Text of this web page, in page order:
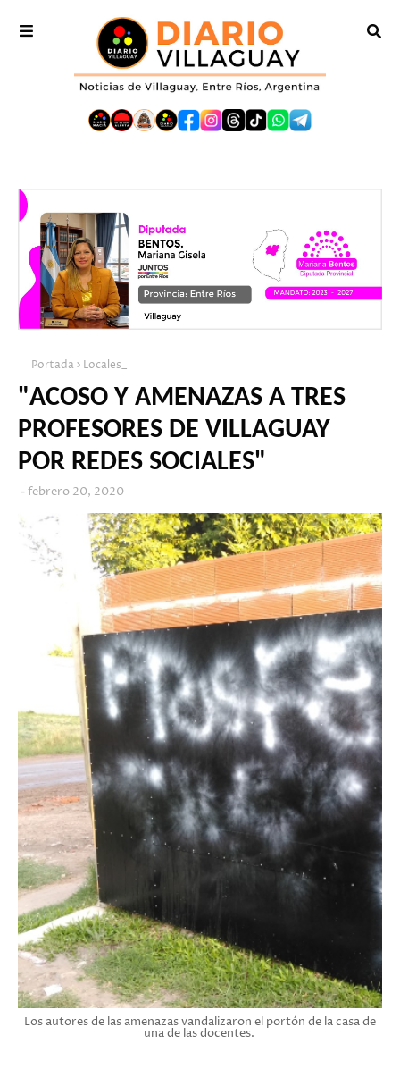
Portada Locales_
"ACOSO Y AMENAZAS A TRES
PROFESORES DE VILLAGUAY
POR REDES SOCIALES"
febrero 20, 2020
Los autores de las amenazas vandalizaron el portón de la casa de
una de las docentes.